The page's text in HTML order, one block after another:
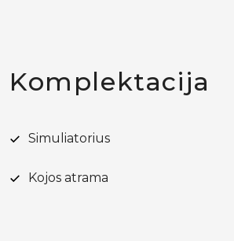
Komplektacija
Simuliatorius
Kojos atrama